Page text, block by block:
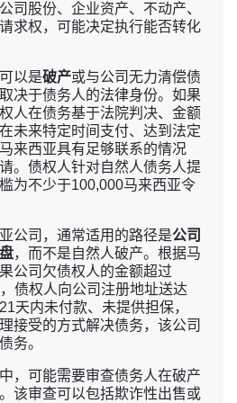
司股份、企业资产、不动产、
求权，可能决定执行能否转化
以是破产或与公司无力清偿债
决于债务人的法律身份。如果
人在债务基于法院判决、金额
未来特定时间支付、达到法定
来西亚具有足够联系的情况
。债权人针对自然人债务人提
为不少于100,000马来西亚令
公司，通常适用的路径是公司
，而不是自然人破产。根据马
公司欠债权人的金额超过
债权人向公司注册地址送达
天内未付款、未提供担保，
接受的方式解决债务，该公司
务。
，可能需要审查债务人在破产
该审查可以包括欺诈性出售或